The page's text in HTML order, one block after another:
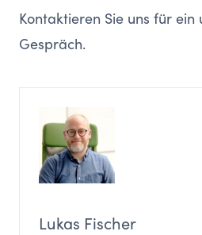
Kontaktieren Sie uns für ein
Gespräch.
Lukas Fischer